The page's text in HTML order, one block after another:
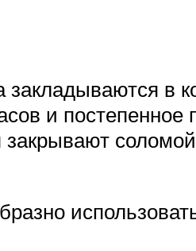
в
и
закрывают